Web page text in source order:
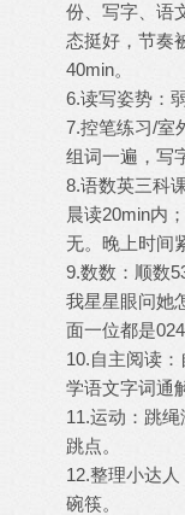
份、写字、语
态挺好，节奏
40min。
6.读写姿势：
7.控笔练习/室
组词一遍，写
8.语数英三科
晨读20min内
无。晚上时间
9.数数：顺数
我星星眼问她
面一位都是
10.自主阅读
学语文字词通
11.运动：跳
跳点。
12.整理小达
碗筷。